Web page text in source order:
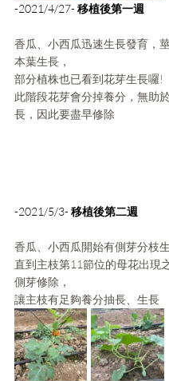
-2021/4/27- 移植後第一週
香瓜、小西瓜迅速生長發育，
本葉生長，
部分植株也已看到花芽生長囉!
此階段花芽會分掉養分，無助
長，因此要盡早修除
-2021/5/3- 移植後第二週
香瓜、小西瓜開始有側芽分枝生
直到主枝第11節位的母花出現
側芽修除，
讓主枝有足夠養分抽長、生長